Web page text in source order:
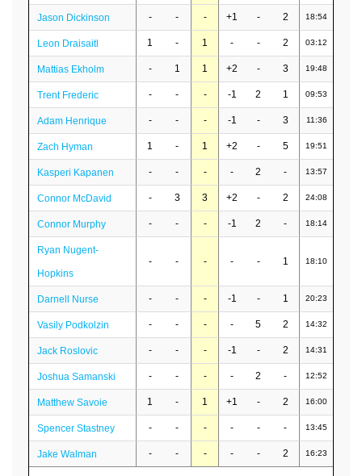
Jason Dickinson - - - +1 - 2 18:54
Leon Draisaitl 1 - 1 - - 2 03:12
Mattias Ekholm - 1 1 +2 - 3 19:48
Trent Frederic - - - -1 2 1 09:53
Adam Henrique - - - -1 - 3 11:36
Zach Hyman 1 - 1 +2 - 5 19:51
Kasperi Kapanen - - - - 2 - 13:57
Connor McDavid - 3 3 +2 - 2 24:08
Connor Murphy - - - -1 2 - 18:14
Ryan Nugent-
Hopkins
- - - - - 1 18:10
Darnell Nurse - - - -1 - 1 20:23
Vasily Podkolzin - - - - 5 2 14:32
Jack Roslovic - - - -1 - 2 14:31
Joshua Samanski - - - - 2 - 12:52
Matthew Savoie 1 - 1 +1 - 2 16:00
Spencer Stastney - - - - - - 13:45
Jake Walman - - - - - 2 16:23